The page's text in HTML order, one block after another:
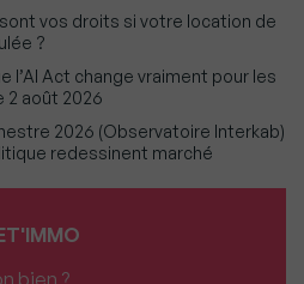
vos droits si votre location de
?
l’AI Act change vraiment pour les
2 août 2026
2026 (Observatoire Interkab)
redessinent marché